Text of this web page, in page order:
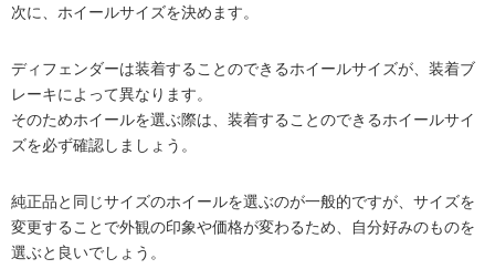
次に、ホイールサイズを決めます。
ディフェンダーは装着することのできるホイールサイズが、装着ブ
レーキによって異なります。
そのためホイールを選ぶ際は、装着することのできるホイールサイ
ズを必ず確認しましょう。
純正品と同じサイズのホイールを選ぶのが一般的ですが、サイズを
変更することで外観の印象や価格が変わるため、自分好みのものを
選ぶと良いでしょう。